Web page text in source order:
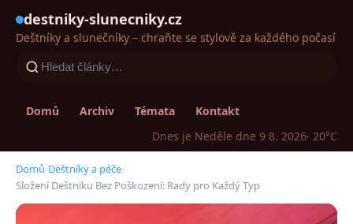
destniky-slunecniky.cz
Deštníky a slunečníky – chraňte se stylově za každého počasí
Domů Archiv Témata
Kontakt
Dnes je Neděle dne 9 8. 2026· 20°C
Domů›Deštníky a péče›
Složení Deštníku Bez Poškození: Rady pro Každý Typ